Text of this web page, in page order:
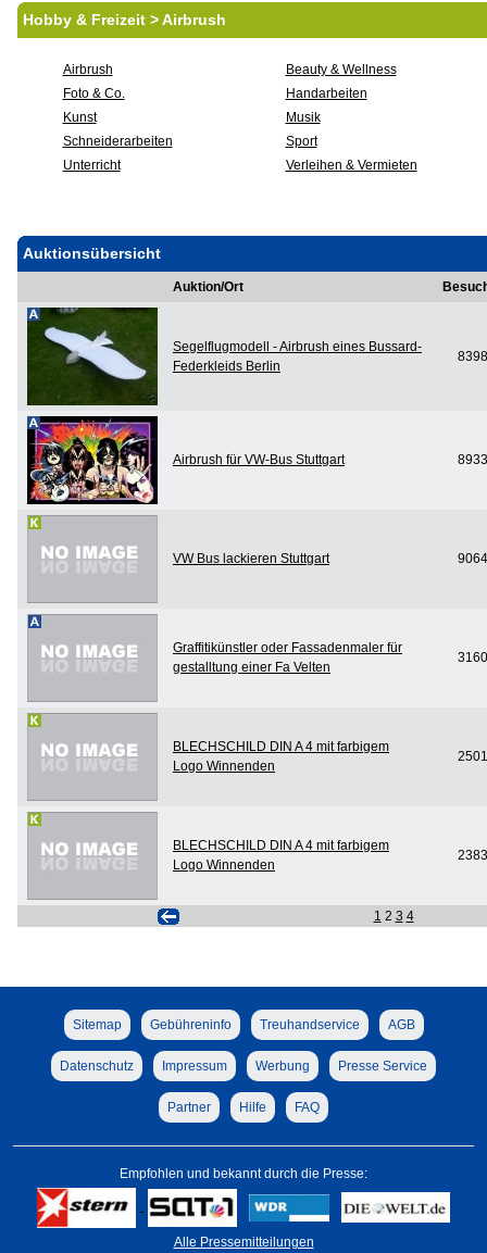
Hobby & Freizeit > Airbrush
Airbrush
Beauty & Wellness
Foto & Co.
Handarbeiten
Kunst
Musik
Schneiderarbeiten
Sport
Unterricht
Verleihen & Vermieten
Auktionsübersicht
Auktion/Ort
Segelflugmodell - Airbrush eines Bussard-
Federkleids Berlin
8398
Airbrush für VW-Bus Stuttgart 8933
VW Bus lackieren Stuttgart 9064
Graffitikünstler oder Fassadenmaler für
gestalltung einer Fa Velten
3160
BLECHSCHILD DIN A 4 mit farbigem
Logo Winnenden
2501
BLECHSCHILD DIN A 4 mit farbigem
Logo Winnenden
2383
1 2 3 4
Sitemap Gebühreninfo Treuhandservice AGB
Datenschutz Impressum Werbung Presse Service
Partner Hilfe FAQ
Empfohlen und bekannt durch die Presse:
Alle Pressemitteilungen